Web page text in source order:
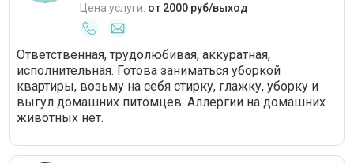
Цена услуги: от 2000 руб/выход
Ответственная, трудолюбивая, аккуратная,
исполнительная. Готова заниматься уборкой
квартиры, возьму на себя стирку, глажку, уборку и
выгул домашних питомцев. Аллергии на домашних
животных нет.